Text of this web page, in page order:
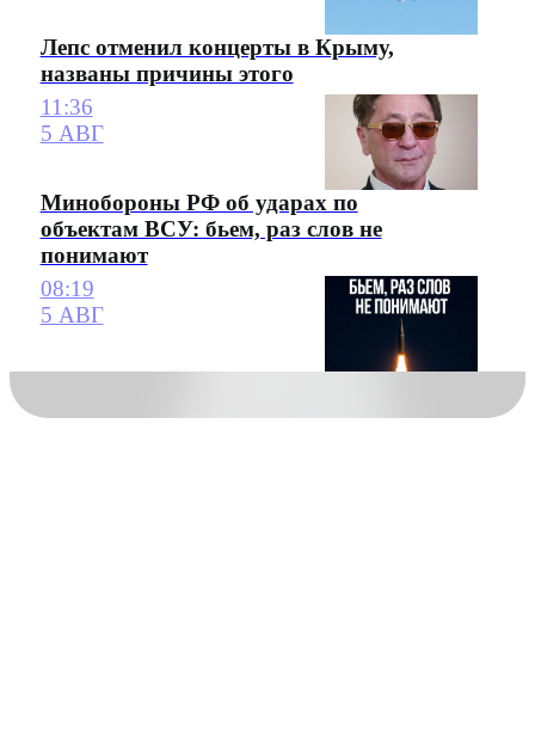
Лепс отменил концерты в Крыму,
названы причины этого
11:36
5 АВГ
Минобороны РФ об ударах по
объектам ВСУ: бьем, раз слов не
понимают
08:19
5 АВГ